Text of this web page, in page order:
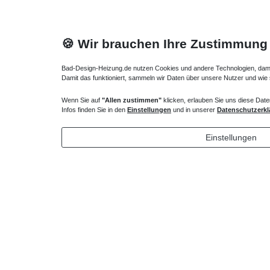
Heizkörper Ventil
135,00 € * 72,32
*inkl. ges.
🍪 Wir brauchen Ihre Zustimmung
Bad-Design-Heizung.de nutzen Cookies und andere Technologien,
Damit das funktioniert, sammeln wir Daten über unsere Nutzer und
Wenn Sie auf "Allen zustimmen" klicken, erlauben Sie uns diese
Infos finden Sie in den Einstellungen und in unserer
Einstellungen